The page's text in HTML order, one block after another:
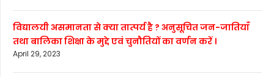
विद्यालयी असमानता से क्या तात्पर्य है ? अनुसूचित जन-जातियाँ
तथा बालिका शिक्षा के मुद्दे एवं चुनौतियों का वर्णन करें ।
April 29, 2023